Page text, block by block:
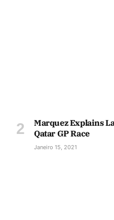
Marquez Explains
Qatar GP Race
Janeiro 15, 2021